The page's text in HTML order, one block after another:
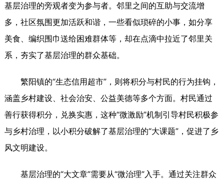
基层治理的旁观者变为参与者。邻里之间的互助与交流增
多，社区氛围更加活跃和谐，一些看似琐碎的小事，如分享
美食、编织围巾送给困难群体等，却在点滴中拉近了邻里关
系，夯实了基层治理的群众基础。
繁阳镇的“生态信用超市”，则将积分与村民的行为挂钩，
涵盖乡村建设、社会治安、公益美德等多个方面。村民通过
善行获得积分，兑换实惠，这种“微激励”机制引导村民积极参
与乡村治理，以小积分破解了基层治理的“大课题”，促进了乡
风文明建设。
基层治理的“大文章”需要从“微治理”入手。通过关注群众